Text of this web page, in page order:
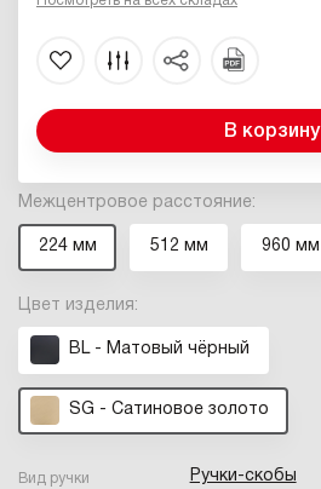
Межцентровое расстояние:
224 мм 512 мм 960 мм
Цвет изделия:
BL - Матовый чёрный
SG - Сатиновое золото
Вид ручки Ручки-скобы
В корзину